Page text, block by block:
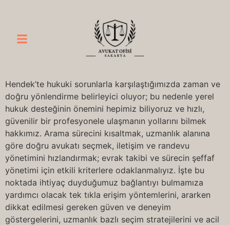
Hendek’te hukuki sorunlarla karşılaştığımızda zaman ve
doğru yönlendirme belirleyici oluyor; bu nedenle yerel
hukuk desteğinin önemini hepimiz biliyoruz ve hızlı,
güvenilir bir profesyonele ulaşmanın yollarını bilmek
hakkımız. Arama sürecini kısaltmak, uzmanlık alanına
göre doğru avukatı seçmek, iletişim ve randevu
yönetimini hızlandırmak; evrak takibi ve sürecin şeffaf
yönetimi için etkili kriterlere odaklanmalıyız. İşte bu
noktada ihtiyaç duyduğumuz bağlantıyı bulmamıza
yardımcı olacak tek tıkla erişim yöntemlerini, ararken
dikkat edilmesi gereken güven ve deneyim
göstergelerini, uzmanlık bazlı seçim stratejilerini ve acil